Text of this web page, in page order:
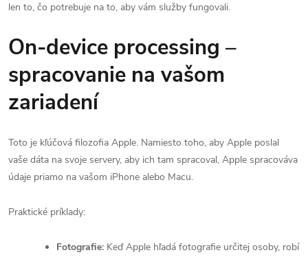
len to, čo potrebuje na to, aby vám služby fungovali.
On-device processing –
spracovanie na vašom
zariadení
Toto je kľúčová filozofia Apple. Namiesto toho, aby Apple poslal
vaše dáta na svoje servery, aby ich tam spracoval, Apple spracováva
údaje priamo na vašom iPhone alebo Macu.
Praktické príklady:
Fotografie: Keď Apple hľadá fotografie určitej osoby, robí